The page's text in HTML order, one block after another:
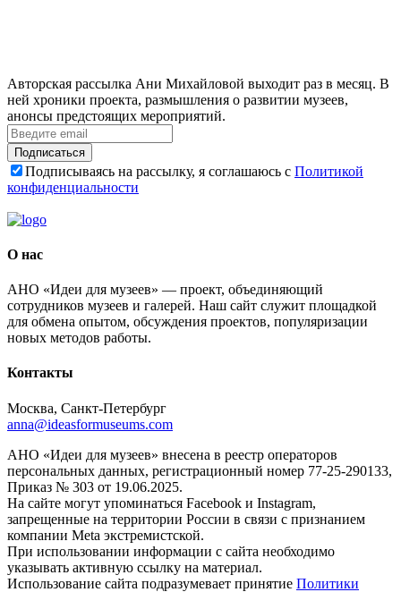
Авторская рассылка Ани Михайловой выходит раз в месяц. В
ней хроники проекта, размышления о развитии музеев,
анонсы предстоящих мероприятий.
Подписаться
Подписываясь на рассылку, я соглашаюсь с Политикой
конфиденциальности
О нас
АНО «Идеи для музеев» — проект, объединяющий
сотрудников музеев и галерей. Наш сайт служит площадкой
для обмена опытом, обсуждения проектов, популяризации
новых методов работы.
Контакты
Москва, Санкт-Петербург
anna@ideasformuseums.com
АНО «Идеи для музеев» внесена в реестр операторов
персональных данных, регистрационный номер 77-25-290133,
Приказ № 303 от 19.06.2025.
На сайте могут упоминаться Facebook и Instagram,
запрещенные на территории России в связи с признанием
компании Meta экстремистской.
При использовании информации с сайта необходимо
указывать активную ссылку на материал.
Использование сайта подразумевает принятие Политики